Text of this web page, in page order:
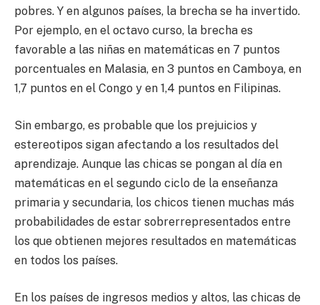
pobres. Y en algunos países, la brecha se ha invertido.
Por ejemplo, en el octavo curso, la brecha es
favorable a las niñas en matemáticas en 7 puntos
porcentuales en Malasia, en 3 puntos en Camboya, en
1,7 puntos en el Congo y en 1,4 puntos en Filipinas.
Sin embargo, es probable que los prejuicios y
estereotipos sigan afectando a los resultados del
aprendizaje. Aunque las chicas se pongan al día en
matemáticas en el segundo ciclo de la enseñanza
primaria y secundaria, los chicos tienen muchas más
probabilidades de estar sobrerrepresentados entre
los que obtienen mejores resultados en matemáticas
en todos los países.
En los países de ingresos medios y altos, las chicas de